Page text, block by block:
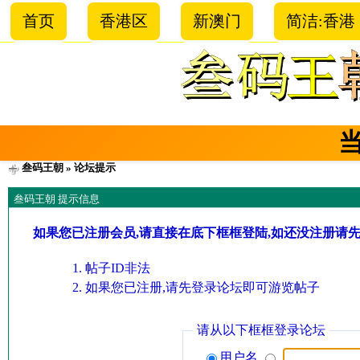
首页 香港区 新澳门 简洁:香港
叁码王朝 » 论坛提示
叁码王朝 提示信息
如果您已注册会员,请直接在底下框框登陆,如还没注册请
帖子ID非法
如果您已注册,请先登录论坛即可游览帖子
请从以下框框登录论坛
用户名